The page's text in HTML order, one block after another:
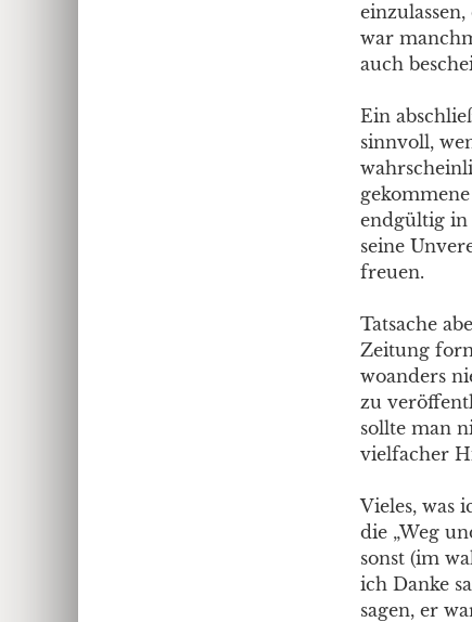
war
auch
Ein
sinnvoll,
endgültig in
seine
freuen.
Tatsache
Zeitung
woanders
zu
sollte man
vielfacher
Vieles, was
die „Weg
sonst (im
ich Danke
sagen, er